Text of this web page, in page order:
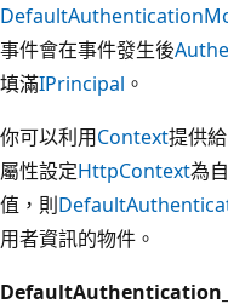
事件會在事件發生後
填滿IPrincipal 。
你可以利用Context提供給
屬性設定HttpContext為
值 ，則
用者資訊的物件。